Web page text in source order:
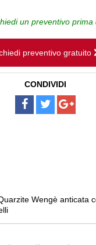
un preventivo prima
preventivo gratuito
CONDIVIDI
Wengè anticata